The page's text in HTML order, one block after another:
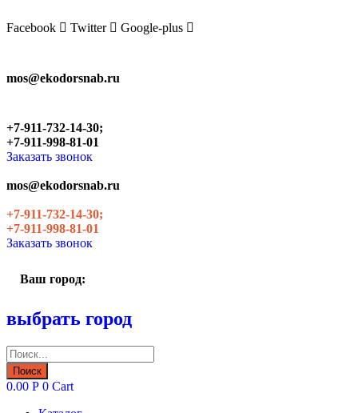
to
Facebook Twitter Google-plus
mos@ekodorsnab.ru
+7-911-732-14-30;
+7-911-998-81-01
Заказать звонок
mos@ekodorsnab.ru
+7-911-732-14-30;
+7-911-998-81-01
Заказать звонок
Ваш город:
выбрать город
Поиск
товаров
Поиск
0.00 Р 0 Cart